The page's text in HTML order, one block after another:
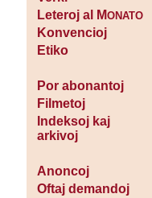
Leteroj al MONATO
Konvencioj
Etiko
Por abonantoj
Filmetoj
Indeksoj kaj
arkivoj
Anoncoj
Oftaj demandoj